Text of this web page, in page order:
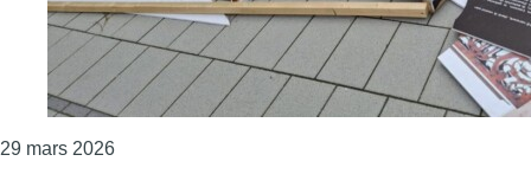
29 mars 2026Consulter l'article "L’exposition de portraits des